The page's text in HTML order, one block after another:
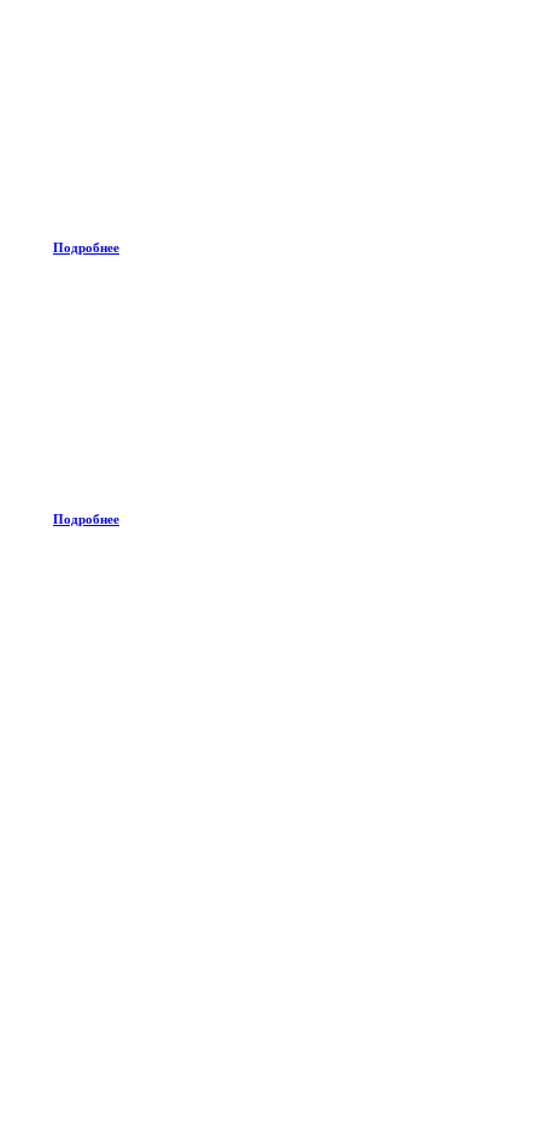
Подробнее
Подробнее